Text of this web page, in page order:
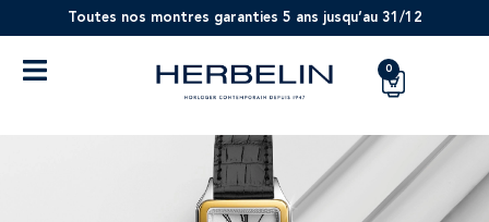
Toutes nos montres garanties 5 ans jusqu’au 31/12
0